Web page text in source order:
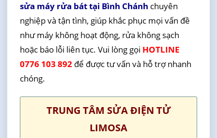
sửa máy rửa bát tại Bình Chánh chuyên
nghiệp và tận tình, giúp khắc phục mọi vấn đề
như máy không hoạt động, rửa không sạch
hoặc báo lỗi liên tục. Vui lòng gọi HOTLINE
0776 103 892để được tư vấn và hỗ trợ nhanh
chóng.
TRUNG TÂM SỬA ĐIỆN TỬ
LIMOSA